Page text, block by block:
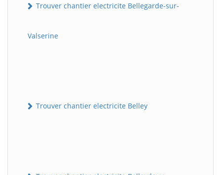
Trouver chantier electricite Bellegarde-sur-
Valserine
Trouver chantier electricite Belley